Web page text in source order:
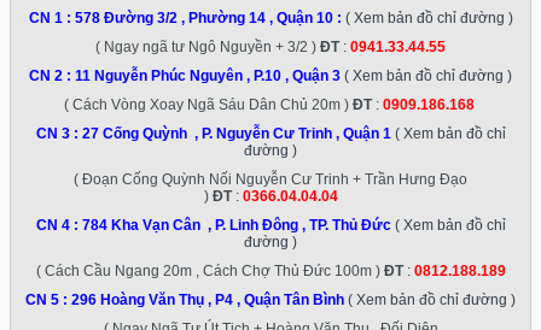
CN 1 : 578 Đường 3/2 , Phường 14 , Quận 10: ( Xem bản đồ chỉ đường )
( Ngay ngã tư Ngô Nguyền + 3/2 ) ĐT: 0941.33.44.55
CN 2 : 11 Nguyễn Phúc Nguyên , P.10 , Quận 3 ( Xem bản đồ chỉ đường )
( Cách Vòng Xoay Ngã Sáu Dân Chủ 20m ) ĐT: 0909.186.168
CN 3 : 27 Cống Quỳnh , P. Nguyễn Cư Trinh , Quận 1 ( Xem bản đồ chỉ
đường )
( Đoạn Cống Quỳnh Nối Nguyễn Cư Trinh + Trần Hưng Đạo
) ĐT: 0366.04.04.04
CN 4 : 784 Kha Vạn Cân , P. Linh Đông , TP. Thủ Đức( Xem bản đồ chỉ
đường )
( Cách Cầu Ngang 20m , Cách Chợ Thủ Đức 100m ) ĐT: 0812.188.189
CN 5 : 296 Hoàng Văn Thụ , P4 , Quận Tân Bình ( Xem bản đồ chỉ đường )